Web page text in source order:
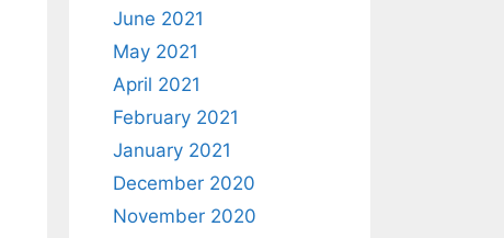
June 2021
May 2021
April 2021
February 2021
January 2021
December 2020
November 2020